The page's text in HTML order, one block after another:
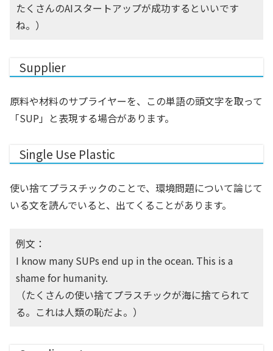
たくさんのAIスタートアップが成功するといいです
ね。）
Supplier
原料や材料のサプライヤーを、この単語の頭文字を取って
「SUP」と表現する場合があります。
Single Use Plastic
使い捨てプラスチックのことで、環境問題について論じて
いる文を読んでいると、出てくることがあります。
例文：
I know many SUPs end up in the ocean. This is a
shame for humanity.
（たくさんの使い捨てプラスチックが海に捨てられて
る。これは人類の恥だよ。）